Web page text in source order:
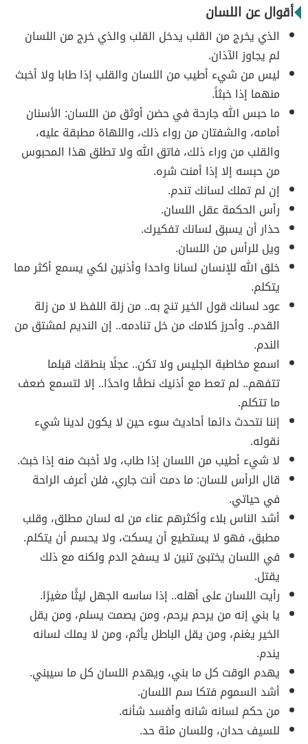
أقوال عن اللسان
الذي يخرج من القلب يدخل القلب والذي خرج من اللسان
لم يجاوز الآذان.
ليس من شيء أطيب من اللسان والقلب إذا طابا ولا أخبث
منهما إذا خبثاً.
ما حبس الله جارحة في حضن أوثق من اللسان: الأسنان
أمامه، والشفتان من رواء ذلك، واللهاة مطبقة عليه،
والقلب من وراء ذلك، فاتق الله ولا تطلق هذا المحبوس
من حبسه إلا إذا أمنت شره.
إن لم تملك لسانك تندم.
رأس الحكمة عقل اللسان.
حذار أن يسبق لسانك تفكيرك.
ويل للرأس من اللسان.
خلق الله للإنسان لسانا واحدا وأذنين لكي يسمع أكثر مما
يتكلم.
عود لسانك قول الخير تنج به.. من زلة اللفظ لا من زلة
القدم.. وأحرز كلامك من خل تنادمه.. إن النديم لمشتق من
الندم.
اسمع مخاطبة الجليس ولا تكن.. عجلًا بنطقك قبلما
تتفهم.. لم تعط مع أذنيك نطقًا واحدًا.. إلا لتسمع ضعف
ما تتكلم.
إننا نتحدث دائما أحاديث سوء حين لا يكون لدينا شيء
نقوله.
لا شيء أطيب من اللسان إذا طاب، ولا أخبث منه إذا خبث.
قال الرأس للسان: ما دمت أنت جاري، فلن أعرف الراحة
في حياتي.
أشد الناس بلاء وأكثرهم عناء من له لسان مطلق، وقلب
مطبق، فهو لا يستطيع أن يسكت، ولا يحسم أن يتكلم.
في اللسان يختبئ تنين لا يسفح الدم ولكنه مع ذلك
يقتل.
رأيت اللسان على أهله.. إذا ساسه الجهل ليثًا مغيرًا.
يا بني إنه من يرحم يرحم، ومن يصمت يسلم، ومن يقل
الخير يغنم، ومن يقل الباطل يأثم، ومن لا يملك لسانه
يندم.
يهدم الوقت كل ما بني، ويهدم اللسان كل ما سيبني.
أشد السموم فتكا سم اللسان.
من حكم لسانه شانه وأفسد شأنه.
للسيف حدان، وللسان مئة حد.